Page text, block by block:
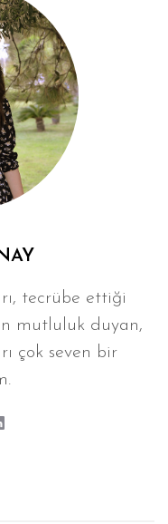
tecrübe ettiği
mutluluk duyan,
çok seven bir